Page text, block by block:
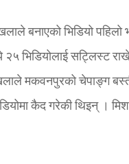
बनाएको भिडियो पहिलो
भिडियोलाई सट्लिस्ट
मकवनपुरको चेपाङ्ग
कैद गरेकी थिइन् ।